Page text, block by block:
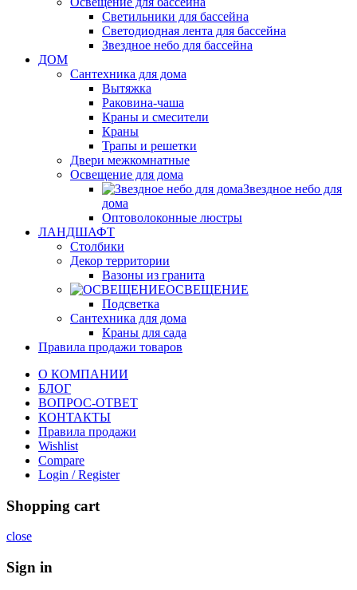
Светильники для бассейна
Светодиодная лента для бассейна
Звездное небо для бассейна
ДОМ
Сантехника для дома
Вытяжка
Раковина-чаша
Краны и смесители
Краны
Трапы и решетки
Двери межкомнатные
Освещение для дома
Звездное небо для
дома
Оптоволоконные люстры
ЛАНДШАФТ
Столбики
Декор территории
Вазоны из гранита
ОСВЕЩЕНИЕ
Подсветка
Сантехника для дома
Краны для сада
Правила продажи товаров
О КОМПАНИИ
БЛОГ
ВОПРОС-ОТВЕТ
КОНТАКТЫ
Правила продажи
Wishlist
Compare
Login / Register
Shopping cart
close
Sign in